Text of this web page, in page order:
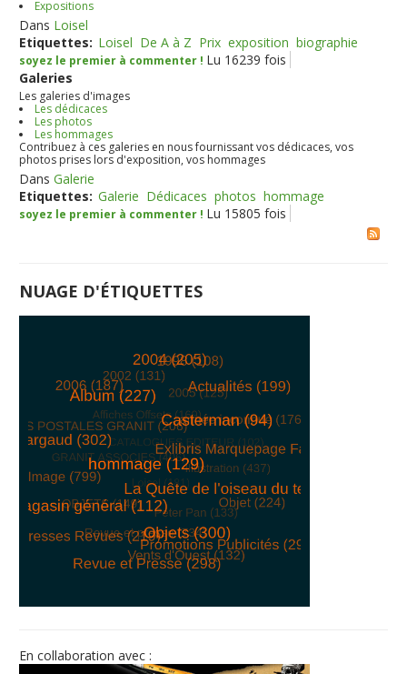
Expositions
Dans Loisel
Etiquettes: Loisel De A à Z Prix exposition biographie
soyez le premier à commenter ! Lu 16239 fois
Galeries
Les galeries d'images
Les dédicaces
Les photos
Les hommages
Contribuez à ces galeries en nous fournissant vos dédicaces, vos
photos prises lors d'exposition, vos hommages
DansGalerie
Etiquettes: Galerie Dédicaces photos hommage
soyez le premier à commenter ! Lu 15805 fois
NUAGE D'ÉTIQUETTES
En collaboration avec :